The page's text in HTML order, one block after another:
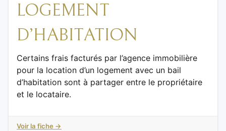
LOGEMENT
D’HABITATION
Certains frais facturés par l’agence immobilière
pour la location d’un logement avec un bail
d’habitation sont à partager entre le propriétaire
et le locataire.
Voir la fiche →